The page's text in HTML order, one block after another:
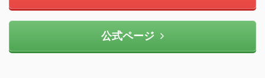
公式ページ